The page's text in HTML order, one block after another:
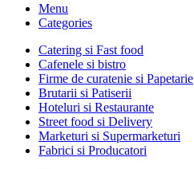
Menu
Categories
Catering si Fast food
Cafenele si bistro
Firme de curatenie si Papetarie
Brutarii si Patiserii
Hoteluri si Restaurante
Street food si Delivery
Marketuri si Supermarketuri
Fabrici si Producatori